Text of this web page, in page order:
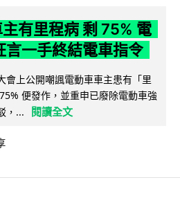
有里程病 剩 75% 電
言一手終結電車指令
會上公開嘲諷電動車車主患有「里
便發作，並重申已廢除電動車強
，...
閱讀全文